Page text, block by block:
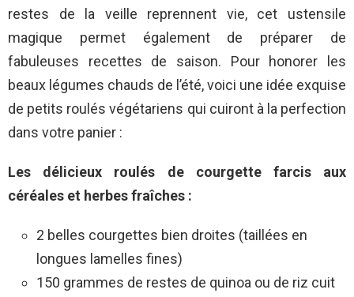
restes de la veille reprennent vie, cet ustensile
magique permet également de préparer de
fabuleuses recettes de saison. Pour honorer les
beaux légumes chauds de l’été, voici une idée exquise
de petits roulés végétariens qui cuiront à la perfection
dans votre panier :
Les délicieux roulés de courgette farcis aux
céréales et herbes fraîches :
2 belles courgettes bien droites (taillées en
longues lamelles fines)
150 grammes de restes de quinoa ou de riz cuit